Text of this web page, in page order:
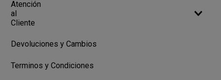
Atención
al
Cliente
Devoluciones y Cambios
Terminos y Condiciones